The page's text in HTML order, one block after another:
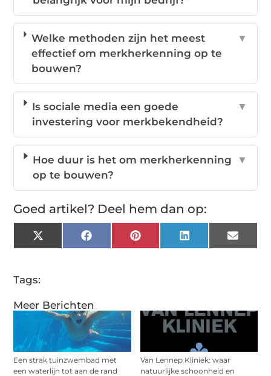
Meer Berichten
Een strak tuinzwembad met
een waterlijn tot aan de rand
Van Lennep Kliniek: waar
natuurlijke schoonheid en
Welke methoden zijn het meest
effectief om merkherkenning op te
bouwen?
▼
Is sociale media een goede
investering voor merkbekendheid?
▼
Hoe duur is het om merkherkenning
op te bouwen?
▼
Goed artikel? Deel hem dan op:
X
(Twitter)
FacebookPinterestLinkedInEmail
Tags: